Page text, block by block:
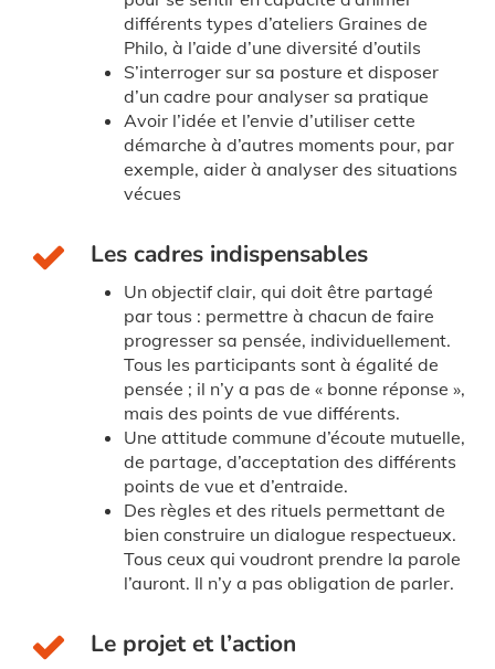
différents types d’ateliers Graines de
Philo, à l’aide d’une diversité d’outils
S’interroger sur sa posture et disposer
d’un cadre pour analyser sa pratique
Avoir l’idée et l’envie d’utiliser cette
démarche à d’autres moments pour, par
exemple, aider à analyser des situations
vécues
Les cadres indispensables
Un objectif clair, qui doit être partagé
par tous : permettre à chacun de faire
progresser sa pensée, individuellement.
Tous les participants sont à égalité de
pensée ; il n’y a pas de « bonne réponse »,
mais des points de vue différents.
Une attitude commune d’écoute mutuelle,
de partage, d’acceptation des différents
points de vue et d’entraide.
Des règles et des rituels permettant de
bien construire un dialogue respectueux.
Tous ceux qui voudront prendre la parole
l’auront. Il n’y a pas obligation de parler.
Le projet et l’action